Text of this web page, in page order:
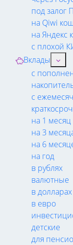
под залог
на Qiwi
на Яндекс
с плохой
Вклады
с
с
на 1 месяц
на 3
на 6
на год
в рублях
валютные
в долларах
в евро
детские
для